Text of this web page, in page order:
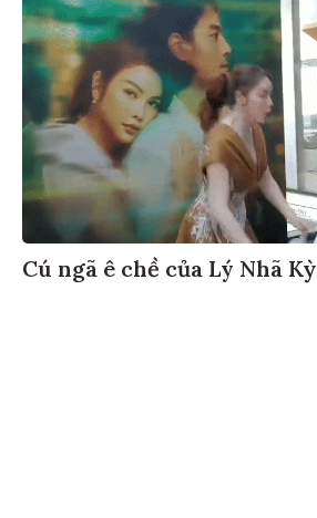
Cú ngã ê chề của Lý Nhã Kỳ